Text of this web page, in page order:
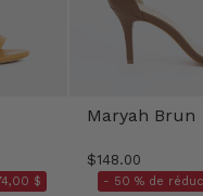
$
Maryah Brun
$148.00
- 50 % de